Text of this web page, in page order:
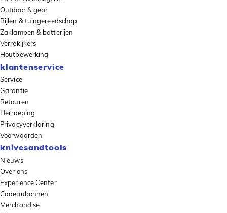
Outdoor & gear
Bijlen & tuingereedschap
Zaklampen & batterijen
Verrekijkers
Houtbewerking
klantenservice
Service
Garantie
Retouren
Herroeping
Privacyverklaring
Voorwaarden
knivesandtools
Nieuws
Over ons
Experience Center
Cadeaubonnen
Merchandise